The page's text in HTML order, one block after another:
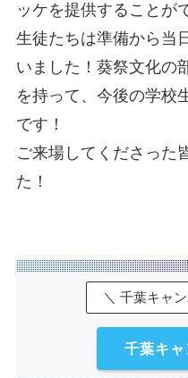
ッケを提供することが
生徒たちは準備から当
いました！葵祭文化の
を持って、今後の学校
です！
ご来場してくださった
た！
＼ 千葉キャ
千葉キ